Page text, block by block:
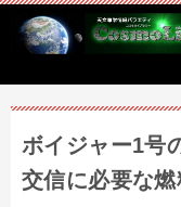
ボイジャー1号
交信に必要な